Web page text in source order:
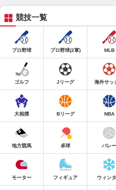
競技一覧
プロ野球 プロ野球(2軍) MLB
ゴルフ Jリーグ 海外サッ
大相撲 Bリーグ NBA
地方競馬 卓球 バレー
モーター フィギュア ウィン